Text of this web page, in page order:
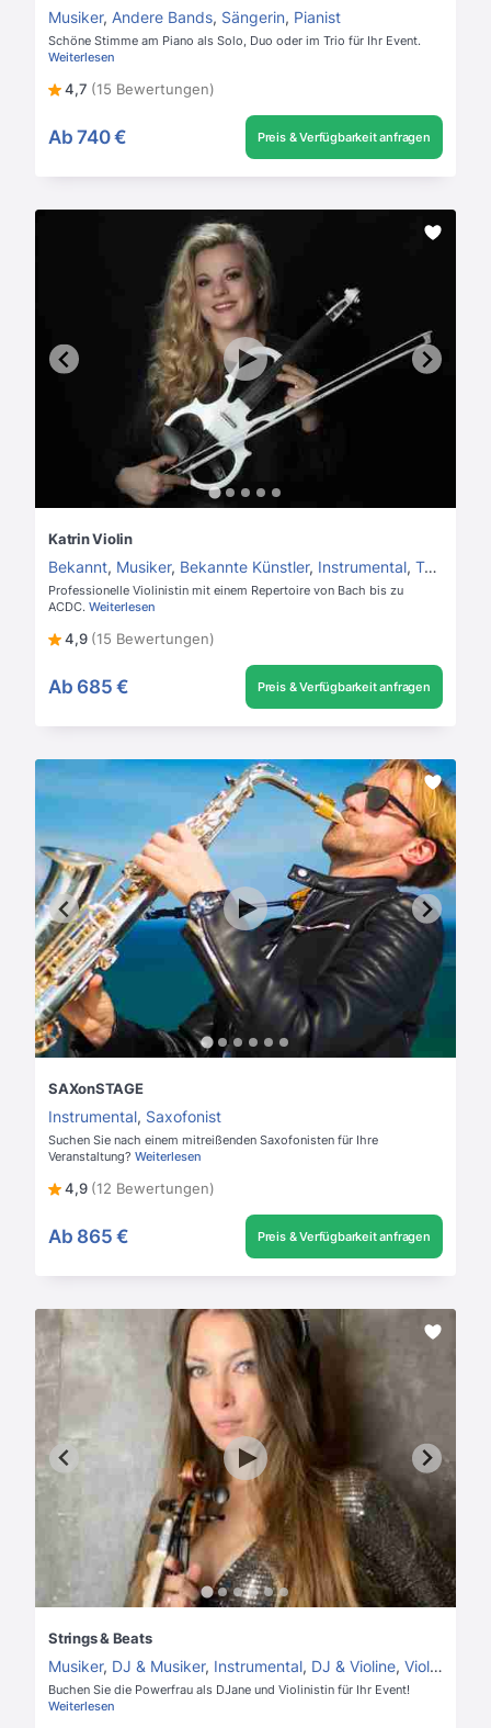
Musiker, Andere Bands, Sängerin, Pianist
Schöne Stimme am Piano als Solo, Duo oder im Trio für Ihr Event.
Weiterlesen
4,7 (15 Bewertungen)
Ab 740 € Preis & Verfügbarkeit anfragen
Katrin Violin
Bekannt, Musiker, Bekannte Künstler, Instrumental, Talentshow Kandidaten
Professionelle Violinistin mit einem Repertoire von Bach bis zu
ACDC. Weiterlesen
4,9 (15 Bewertungen)
Ab 685 € Preis & Verfügbarkeit anfragen
SAXonSTAGE
Instrumental, Saxofonist
Suchen Sie nach einem mitreißenden Saxofonisten für Ihre
Veranstaltung? Weiterlesen
4,9 (12 Bewertungen)
Ab 865 € Preis & Verfügbarkeit anfragen
Strings & Beats
Musiker, DJ & Musiker, Instrumental, DJ & Violine, Violinist
Buchen Sie die Powerfrau als DJane und Violinistin für Ihr Event!
Weiterlesen